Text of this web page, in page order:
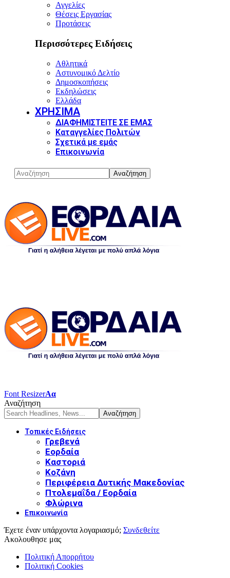
Αγγελίες
Θέσεις Εργασίας
Προτάσεις
Περισσότερες Ειδήσεις
Αθλητικά
Αστυνομικό Δελτίο
Δημοσκοπήσεις
Εκδηλώσεις
Ελλάδα
ΧΡΗΣΙΜΑ
ΔΙΑΦΗΜΙΣΤΕΙΤΕ ΣΕ ΕΜΑΣ
Καταγγελίες Πολιτών
Σχετικά με εμάς
Επικοινωνία
Font ResizerΑα
Αναζήτηση
Τοπικές Ειδήσεις
Γρεβενά
Εορδαία
Καστοριά
Κοζάνη
Περιφέρεια Δυτικής Μακεδονίας
Πτολεμαΐδα / Εορδαία
Φλώρινα
Επικοινωνία
Έχετε έναν υπάρχοντα λογαριασμό; Συνδεθείτε
Ακολουθησε μας
Πολιτική Απορρήτου
Πολιτική Cookies